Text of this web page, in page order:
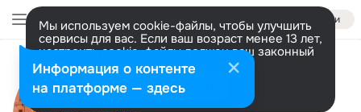
Войти
Мы используем cookie-файлы, чтобы улучшить
сервисы для вас. Если ваш возраст менее 13 лет,
настроить cookie-файлы должен ваш законный
представитель. Больше информации
Разрешить все Настроить
Исполнитель
Gleydson Almeida
Информация о контенте
на платформе — здесь